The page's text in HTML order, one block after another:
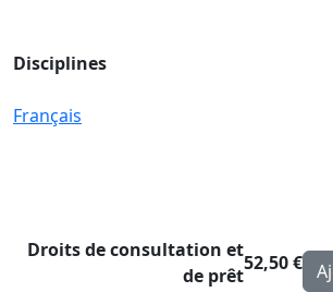
Disciplines
Français
Droits de consultation et
de prêt
52,50 €